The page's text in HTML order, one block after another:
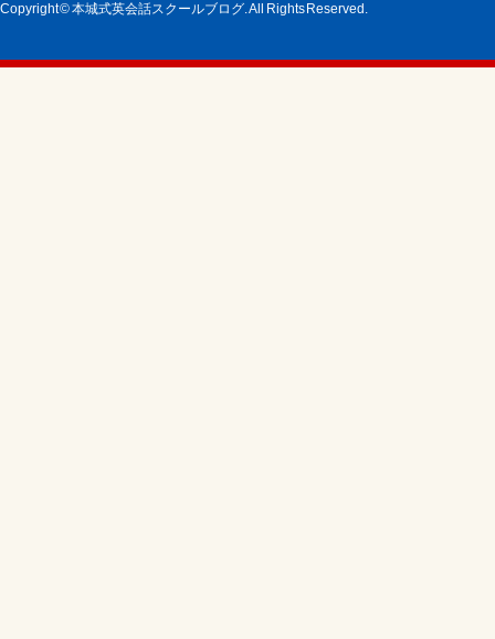
Copyright © 本城式英会話スクールブログ. All Rights Reserved.